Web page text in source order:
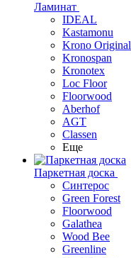
Ламинат
IDEAL
Kastamonu
Krono Original
Kronospan
Kronotex
Loc Floor
Floorwood
Aberhof
AGT
Classen
Еще
Паркетная доска
Синтерос
Green Forest
Floorwood
Galathea
Wood Bee
Greenline